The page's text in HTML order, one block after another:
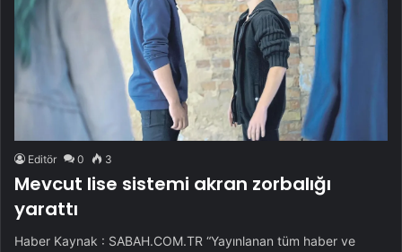
Editör 0 3
Mevcut lise sistemi akran zorbalığı
yarattı
Haber Kaynak : SABAH.COM.TR “Yayınlanan tüm haber ve